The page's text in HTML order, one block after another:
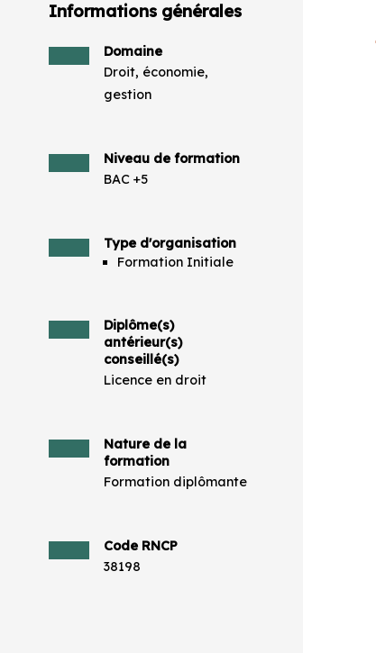
Informations générales
Domaine
Droit, économie,
gestion
Niveau de formation
BAC +5
Type d'organisation
Formation Initiale
Diplôme(s)
antérieur(s)
conseillé(s)
Licence en droit
Nature de la
formation
Formation diplômante
Code RNCP
38198